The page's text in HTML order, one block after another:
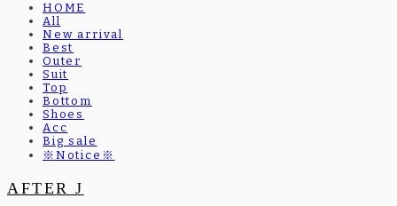
HOME
All
New arrival
Best
Outer
Suit
Top
Bottom
Shoes
Acc
Big sale
※Notice※
AFTER J